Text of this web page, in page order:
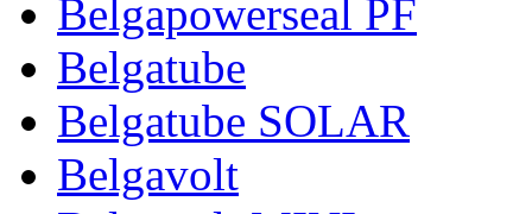
Belgapowerseal PF
Belgatube
Belgatube SOLAR
Belgavolt